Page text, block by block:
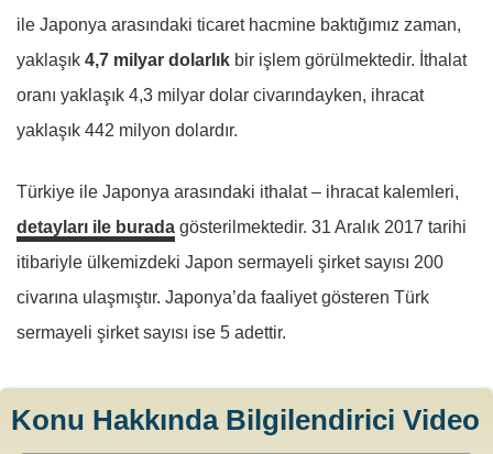
ile Japonya arasındaki ticaret hacmine baktığımız zaman,
yaklaşık 4,7 milyar dolarlık bir işlem görülmektedir. İthalat
oranı yaklaşık 4,3 milyar dolar civarındayken, ihracat
yaklaşık 442 milyon dolardır.
Türkiye ile Japonya arasındaki ithalat – ihracat kalemleri,
detayları ile burada gösterilmektedir. 31 Aralık 2017 tarihi
itibariyle ülkemizdeki Japon sermayeli şirket sayısı 200
civarına ulaşmıştır. Japonya’da faaliyet gösteren Türk
sermayeli şirket sayısı ise 5 adettir.
Konu Hakkında Bilgilendirici Video